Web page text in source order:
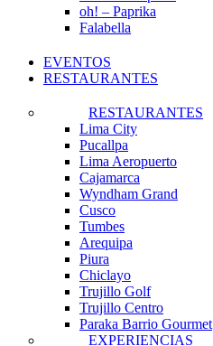
oh! – Paprika
Falabella
EVENTOS
RESTAURANTES
RESTAURANTES
Lima City
Pucallpa
Lima Aeropuerto
Cajamarca
Wyndham Grand
Cusco
Tumbes
Arequipa
Piura
Chiclayo
Trujillo Golf
Trujillo Centro
Paraka Barrio Gourmet
EXPERIENCIAS